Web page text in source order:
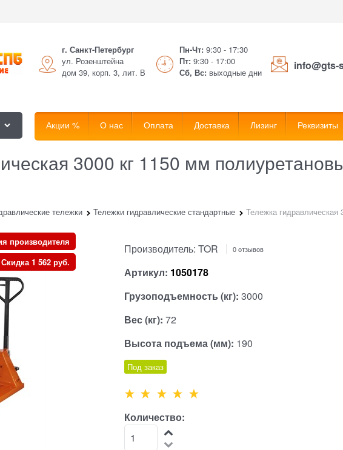
г. Санкт-Петербург
ул. Розенштейна
дом 39, корп. 3, лит. В
Пн-Чт: 9:30 - 17:30
Пт: 9:30 - 17:00
Сб, Вс: выходные дни
info@gts-
Акции % О нас Оплата Доставка Лизинг Реквизиты
3000 кг 1150 мм
тележки Тележки гидравлические стандартные Тележка гидравлическая
производителя
Скидка 1 562 руб.
Производитель: TOR 0 отзывов
Артикул: 1050178
Грузоподъемность (кг): 3000
Вес (кг): 72
Высота подъема (мм): 190
Под заказ
Количество: